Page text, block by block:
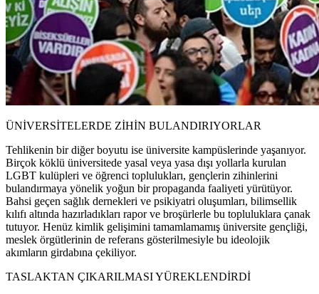
ÜNİVERSİTELERDE ZİHİN BULANDIRIYORLAR
Tehlikenin bir diğer boyutu ise üniversite kampüslerinde yaşanıyor.
Birçok köklü üniversitede yasal veya yasa dışı yollarla kurulan
LGBT kulüpleri ve öğrenci toplulukları, gençlerin zihinlerini
bulandırmaya yönelik yoğun bir propaganda faaliyeti yürütüyor.
Bahsi geçen sağlık dernekleri ve psikiyatri oluşumları, bilimsellik
kılıfı altında hazırladıkları rapor ve broşürlerle bu topluluklara çanak
tutuyor. Henüz kimlik gelişimini tamamlamamış üniversite gençliği,
meslek örgütlerinin de referans gösterilmesiyle bu ideolojik
akımların girdabına çekiliyor.
TASLAKTAN ÇIKARILMASI YÜREKLENDİRDİ